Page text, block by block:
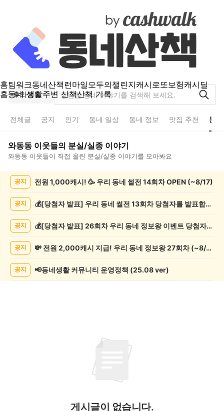
홈팀워크동네산책런마일모두의챌린지캐시로또보험캐시딜
홈동네 생활주변 산책산책 기록
와동동
전체글 공지 인기 동네 일상 동네 정보 맛집 추천 분
와동동 이웃들의 분실/실종 이야기
와동동 이웃들이 직접 올린 분실/실종 이야기를 모아봐요
록
공지 전원 1,000캐시! 🥳 우리 동네 썰전 14회차 OPEN (~8/17)
공지 💰[당첨자 발표] 우리 동네 썰전 13회차 당첨자를 발표합니다!
공지 💰[당첨자 발표] 26회차 우리 동네 정보왕 이벤트 당첨자를 발표합니다!
공지 💸 전원 2,000캐시 지급! 우리 동네 정보왕 27회차 (~8/10)
공지 📢동네생활 커뮤니티 운영정책 (25.08 ver)
게시글이 없습니다.